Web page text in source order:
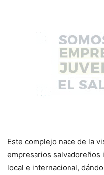
Este complejo nace de la
empresarios salvadoreños
local e internacional,